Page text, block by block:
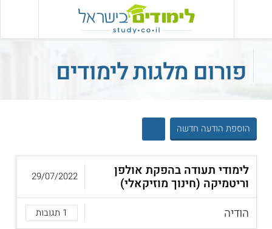
פורום מלגות לימודים
הוספת הודעה חדשה
לימודי תעודה בהפקת אולפן
וריטמיקה (חינוך מוזיקאלי)
הודיה
1 תגובות
29/07/2022